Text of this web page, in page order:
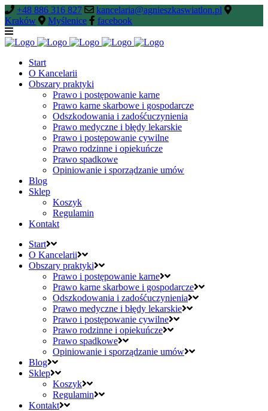
+48 886 316 827
kancelaria@agnieszkaswiatlon.pl
Kraków
Myślenice facebook
Start
O Kancelarii
Obszary praktyki
Prawo i postępowanie karne
Prawo karne skarbowe i gospodarcze
Odszkodowania i zadośćuczynienia
Prawo medyczne i błędy lekarskie
Prawo i postępowanie cywilne
Prawo rodzinne i opiekuńcze
Prawo spadkowe
Opiniowanie i sporządzanie umów
Blog
Sklep
Koszyk
Regulamin
Kontakt
Start
O Kancelarii
Obszary praktyki
Prawo i postępowanie karne
Prawo karne skarbowe i gospodarcze
Odszkodowania i zadośćuczynienia
Prawo medyczne i błędy lekarskie
Prawo i postępowanie cywilne
Prawo rodzinne i opiekuńcze
Prawo spadkowe
Opiniowanie i sporządzanie umów
Blog
Sklep
Koszyk
Regulamin
Kontakt